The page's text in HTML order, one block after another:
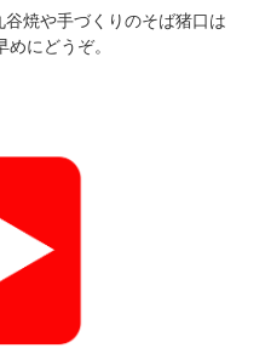
焼や手づくりのそば猪口は
にどうぞ。
ご覧いただきありがとうご
しました！新商品をたくさ
ご来店をお待ちしております